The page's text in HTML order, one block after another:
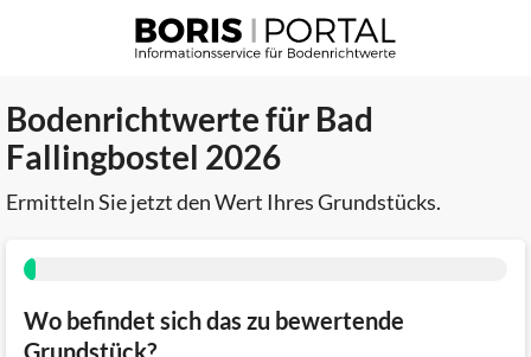
Bodenrichtwerte für Bad
Fallingbostel 2026
Ermitteln Sie jetzt den Wert Ihres Grundstücks.
Wo befindet sich das zu bewertende
Grundstück?